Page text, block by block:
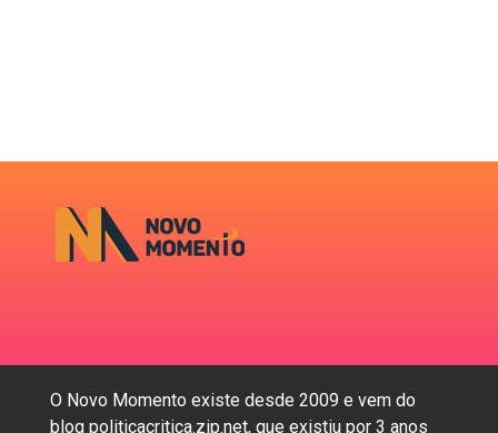
O Novo Momento existe desde 2009 e vem do
blog politicacritica.zip.net, que existiu por 3 anos